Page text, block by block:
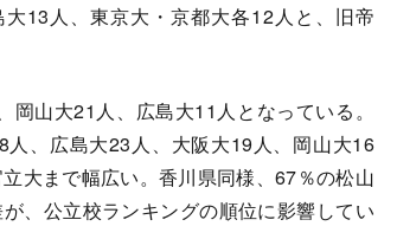
13人、東京大・京都大各12人と、旧帝
山大21人、広島大11人となっている。
、広島大23人、大阪大19人、岡山大16
大まで幅広い。香川県同様、67％の松山
、公立校ランキングの順位に影響してい